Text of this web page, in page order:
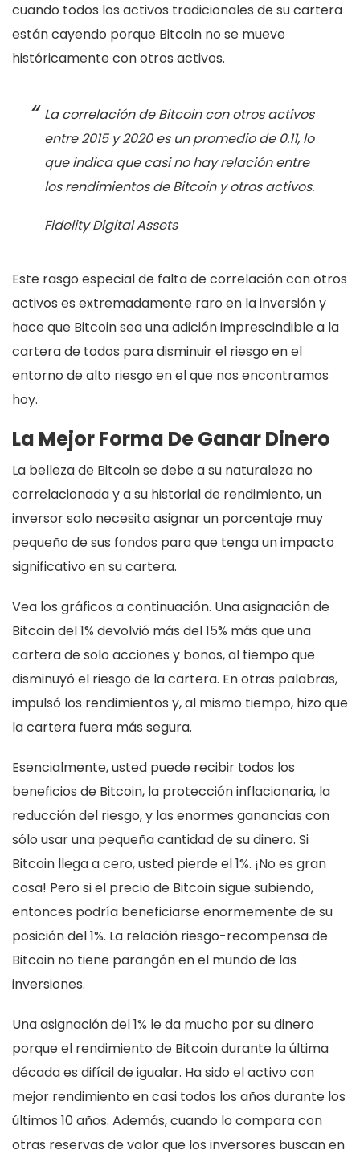
cuando todos los activos tradicionales de su cartera
están cayendo porque Bitcoin no se mueve
históricamente con otros activos.
La correlación de Bitcoin con otros activos
entre 2015 y 2020 es un promedio de 0.11, lo
que indica que casi no hay relación entre
los rendimientos de Bitcoin y otros activos.
Fidelity Digital Assets
Este rasgo especial de falta de correlación con otros
activos es extremadamente raro en la inversión y
hace que Bitcoin sea una adición imprescindible a la
cartera de todos para disminuir el riesgo en el
entorno de alto riesgo en el que nos encontramos
hoy.
La Mejor Forma De Ganar Dinero
La belleza de Bitcoin se debe a su naturaleza no
correlacionada y a su historial de rendimiento, un
inversor solo necesita asignar un porcentaje muy
pequeño de sus fondos para que tenga un impacto
significativo en su cartera.
Vea los gráficos a continuación. Una asignación de
Bitcoin del 1% devolvió más del 15% más que una
cartera de solo acciones y bonos, al tiempo que
disminuyó el riesgo de la cartera. En otras palabras,
impulsó los rendimientos y, al mismo tiempo, hizo que
la cartera fuera más segura.
Esencialmente, usted puede recibir todos los
beneficios de Bitcoin, la protección inflacionaria, la
reducción del riesgo, y las enormes ganancias con
sólo usar una pequeña cantidad de su dinero. Si
Bitcoin llega a cero, usted pierde el 1%. ¡No es gran
cosa! Pero si el precio de Bitcoin sigue subiendo,
entonces podría beneficiarse enormemente de su
posición del 1%. La relación riesgo-recompensa de
Bitcoin no tiene parangón en el mundo de las
inversiones.
Una asignación del 1% le da mucho por su dinero
porque el rendimiento de Bitcoin durante la última
década es difícil de igualar. Ha sido el activo con
mejor rendimiento en casi todos los años durante los
últimos 10 años. Además, cuando lo compara con
otras reservas de valor que los inversores buscan en